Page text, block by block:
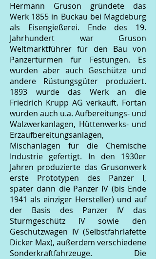
Hermann Gruson gründete das
Werk 1855 in Buckau bei Magdeburg
als Eisengießerei. Ende des 19.
Jahrhundert war Gruson
Weltmarktführer für den Bau von
Panzertürmen für Festungen. Es
wurden aber auch Geschütze und
andere Rüstungsgüter produziert.
1893 wurde das Werk an die
Friedrich Krupp AG verkauft. Fortan
wurden auch u.a. Aufbereitungs- und
Walzwerkanlagen, Hüttenwerks- und
Erzaufbereitungsanlagen,
Mischanlagen für die Chemische
Industrie gefertigt. In den 1930er
Jahren produzierte das Grusonwerk
erste Prototypen des Panzer I,
später dann die Panzer IV (bis Ende
1941 als einziger Hersteller) und auf
der Basis des Panzer IV das
Sturmgeschütz IV sowie den
Geschützwagen IV (Selbstfahrlafette
Dicker Max), außerdem verschiedene
Sonderkraftfahrzeuge. Die